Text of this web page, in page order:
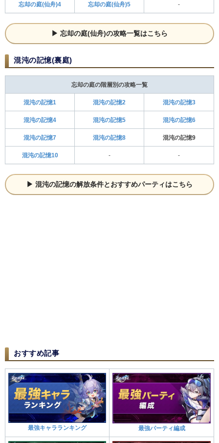
忘却の庭(仙舟)4 忘却の庭(仙舟)5 -
忘却の庭(仙舟)の攻略一覧はこちら
混沌の記憶(裏庭)
忘却の庭の階層別の攻略一覧
混沌の記憶1 混沌の記憶2 混沌の記憶3
混沌の記憶4 混沌の記憶5 混沌の記憶6
混沌の記憶7 混沌の記憶8 混沌の記憶9
混沌の記憶10 - -
混沌の記憶の解放条件とおすすめパーティはこちら
おすすめ記事
最強キャラランキング 最強パーティ編成